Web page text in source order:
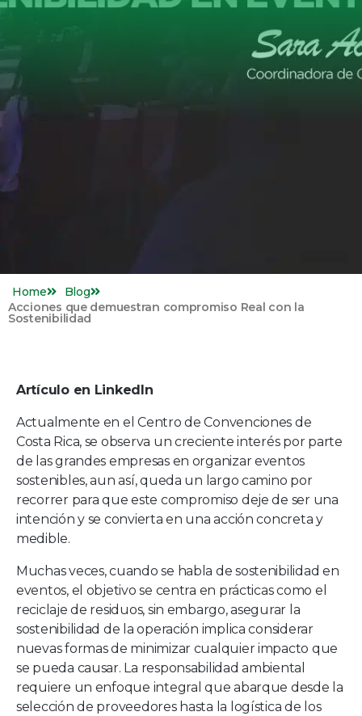
Home
Blog
Acciones que demuestran compromiso Real con la
Sostenibilidad
Artículo en LinkedIn
Actualmente en el Centro de Convenciones de
Costa Rica, se observa un creciente interés por parte
de las grandes empresas en organizar eventos
sostenibles, aun así, queda un largo camino por
recorrer para que este compromiso deje de ser una
intención y se convierta en una acción concreta y
medible.
Muchas veces, cuando se habla de sostenibilidad en
eventos, el objetivo se centra en prácticas como el
reciclaje de residuos, sin embargo, asegurar la
sostenibilidad de la operación implica considerar
nuevas formas de minimizar cualquier impacto que
se pueda causar. La responsabilidad ambiental
requiere un enfoque integral que abarque desde la
selección de proveedores hasta la logística de los